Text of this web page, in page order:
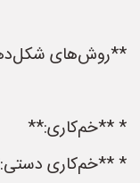
**روش‌های
* **خم‌کاری:**
* **خم‌کاری